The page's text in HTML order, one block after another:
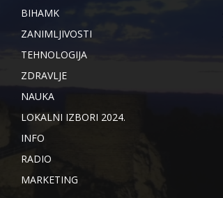
BIHAMK
ZANIMLJIVOSTI
TEHNOLOGIJA
ZDRAVLJE
NAUKA
LOKALNI IZBORI 2024.
INFO
RADIO
MARKETING